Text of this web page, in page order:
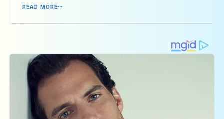
Ucraina. PROIECTUL de hotărâre care prevede ...
READ MORE